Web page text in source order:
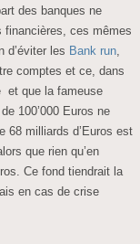
des banques ne
financières, ces mêmes
d’éviter les Bank run,
comptes et ce, dans
et que la fameuse
100’000 Euros ne
68 milliards d’Euros est
que rien qu’en
Ce fond tiendrait la
en cas de crise